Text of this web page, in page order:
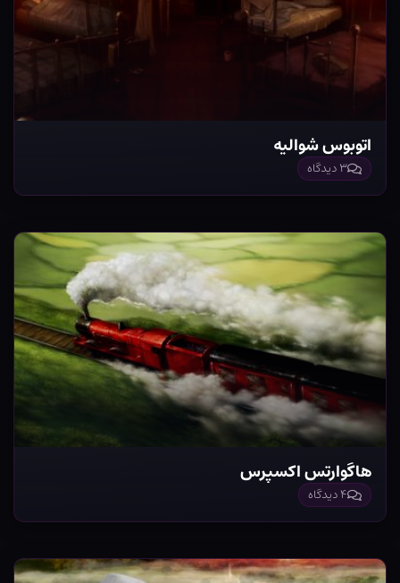
اتوبوس شوالیه
۳ دیدگاه
هاگوارتس اکسپرس
۴ دیدگاه